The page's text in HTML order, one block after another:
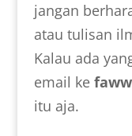
jangan
atau tulisan
Kalau ada
email ke
itu aja.